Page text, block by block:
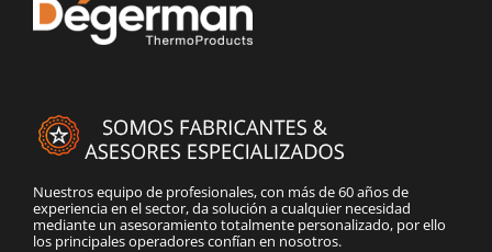
Nuestros equipo de profesionales, con más de 60 años de
experiencia en el sector, da solución a cualquier necesidad
mediante un asesoramiento totalmente personalizado, por ello
los principales operadores confían en nosotros.